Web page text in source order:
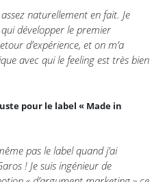
naturellement en fait. Je
développer le premier
d’expérience, et on m’a
avec qui le feeling est très bien
pour le label « Made in
pas le label quand j’ai
! Je suis ingénieur de